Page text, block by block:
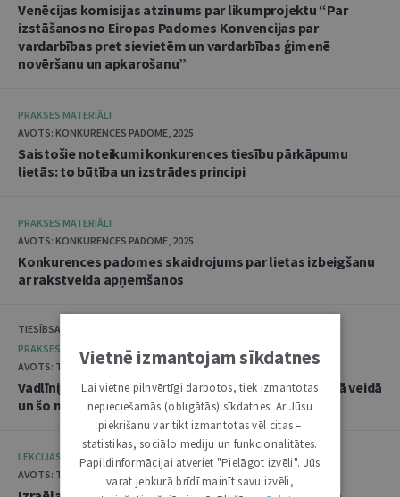
Venēcijas komisijas atzinums par likumprojektu “Par
izstāšanos no Eiropas Padomes Konvencijas par
vardarbības pret sievietēm un vardarbības ģimenē
novēršanu un apkarošanu”
PRAKSES MATERIĀLI
AVOTS: KONKURENCES PADOME, 2025
Saistošie noteikumi konkurences tiesību pārkāpumu
lietās: to būtība un izstrādes principi
PRAKSES MATERIĀLI
AVOTS: KONKURENCES PADOME, 2025
Konkurences padomes skaidrojums par lietas izbeigšanu
ar rakstveida apņemšanos
TIESĪBSARGA BIROJS, DATU VALSTS INSPEKCIJA
PRAKSES MATERIĀLI
AVOTS: TIESĪBSARGA BIROJS, 2025
Vadlīnijas "Amatpersonu datu apstrāde audiovizuālā veidā
un šo materiālu publicēšana"
LEKCIJAS
AVOTS: TIESLIETU AKADĒMIJA, 2025
Vietnē izmantojam sīkdatnes
Lai vietne pilnvērtīgi darbotos, tiek izmantotas
nepieciešamās (obligātās) sīkdatnes. Ar Jūsu
piekrišanu var tikt izmantotas vēl citas –
statistikas, sociālo mediju un funkcionalitātes.
Papildinformācijai atveriet "Pielāgot izvēli". Jūs
varat jebkurā brīdī mainīt savu izvēli,